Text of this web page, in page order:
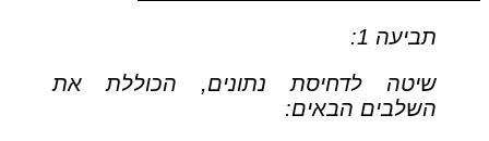
תביעה 1:
שיטה לדחיסת נתונים, הכוללת את
השלבים הבאים: